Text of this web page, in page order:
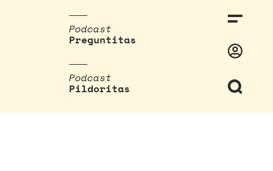
Podcast
Preguntitas
Podcast
Pildoritas